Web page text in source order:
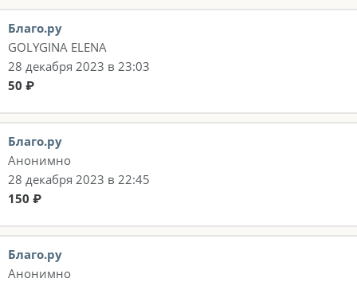
Благо.ру
GOLYGINA ELENA
28 декабря 2023 в 23:03
50 ₽
Благо.ру
Анонимно
28 декабря 2023 в 22:45
150 ₽
Благо.ру
Анонимно